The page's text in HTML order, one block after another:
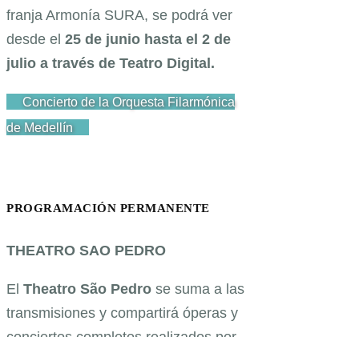
franja Armonía SURA, se podrá ver
desde el 25 de junio hasta el 2 de
julio a través de Teatro Digital.
Concierto de la Orquesta Filarmónica
de Medellín
PROGRAMACIÓN PERMANENTE
THEATRO SAO PEDRO
El Theatro São Pedro se suma a las
transmisiones y compartirá óperas y